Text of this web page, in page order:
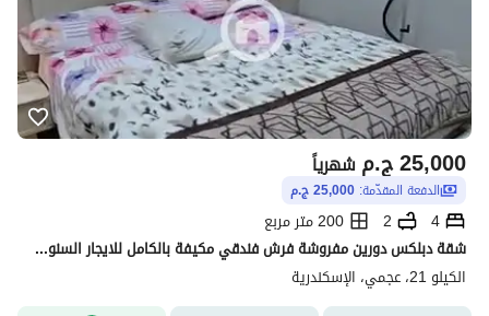
ج.م25,000 شهرياً
الدفعة المقدّمة: 25,000 ج.م
4
2
200 متر مربع
شقة دبلكس دورين مفروشة فرش فندقي مكيفة بالكامل للايجار السنوي اسره أو عريس أو شركة 4 غرف نوم ريسبشن 3 قطع مطبخ 2 حمام الدور 13 بالاسكندريه العجمي الكيلو21 بشاطئ النخيل بموقع متميز جدا
الكيلو 21، عجمي، الإسكندرية